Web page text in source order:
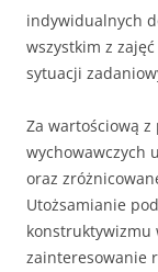
indywidualnych
wszystkim z
sytuacji
Za wartościową
wychowawczych
oraz
Utożsamianie
konstruktywizmu
zainteresowanie